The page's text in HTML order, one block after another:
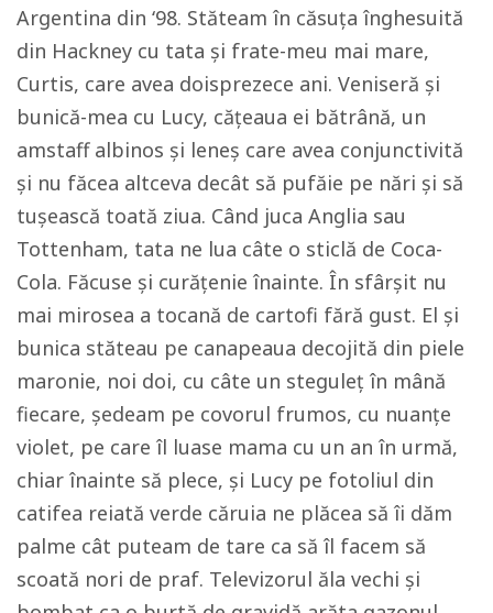
Argentina din ‘98. Stăteam în căsuța înghesuită
din Hackney cu tata și frate-meu mai mare,
Curtis, care avea doisprezece ani. Veniseră și
bunică-mea cu Lucy, cățeaua ei bătrână, un
amstaff albinos și leneș care avea conjunctivită
și nu făcea altceva decât să pufăie pe nări și să
tușească toată ziua. Când juca Anglia sau
Tottenham, tata ne lua câte o sticlă de Coca-
Cola. Făcuse și curățenie înainte. În sfârșit nu
mai mirosea a tocană de cartofi fără gust. El și
bunica stăteau pe canapeaua decojită din piele
maronie, noi doi, cu câte un steguleț în mână
fiecare, ședeam pe covorul frumos, cu nuanțe
violet, pe care îl luase mama cu un an în urmă,
chiar înainte să plece, și Lucy pe fotoliul din
catifea reiată verde căruia ne plăcea să îi dăm
palme cât puteam de tare ca să îl facem să
scoată nori de praf. Televizorul ăla vechi și